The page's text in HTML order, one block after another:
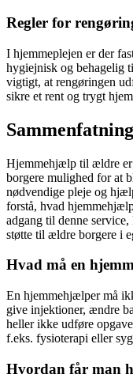
Regler for
I hjemmeplejen er der
hygiejnisk og behagelig
vigtigt, at rengøringen
sikre et rent og trygt
Sammenfatning
Hjemmehjælp til ældre er
borgere mulighed for at
nødvendige pleje og
forstå, hvad
adgang til denne
støtte til ældre borgere i
Hvad må en
En hjemmehjælper må
give injektioner, ændre
heller ikke udføre
f.eks. fysioterapi eller
Hvordan får man